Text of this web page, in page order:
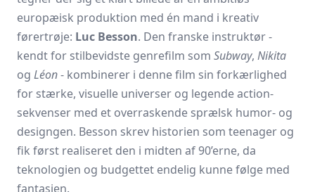
europæisk produktion med én mand i kreativ
førertrøje: Luc Besson. Den franske instruktør -
kendt for stilbevidste genrefilm som Subway, Nikita
og Léon- kombinerer i denne film sin forkærlighed
for stærke, visuelle universer og legende action-
sekvenser med et overraskende sprælsk humor- og
design­gen. Besson skrev historien som teenager og
fik først realiseret den i midten af 90’erne, da
teknologien og budgettet endelig kunne følge med
fantasien.